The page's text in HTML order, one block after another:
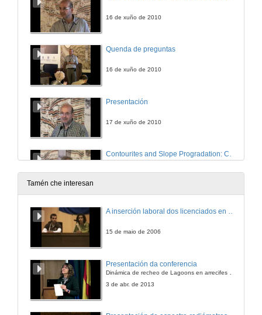
16 de xuño de 2010
Quenda de preguntas
16 de xuño de 2010
Presentación
17 de xuño de 2010
Contourites and Slope Progradation: Canterbury Basin, New Zealand
17 de xuño de 2010
Quenda de preguntas
Quenda de preguntas
Tamén che interesan
A inserción laboral dos licenciados en Ciencias do Mar: a carreira investigadora
15 de maio de 2006
Presentación da conferencia
Dinámica de recheo de Lagoons en arrecifes de coral
3 de abr. de 2013